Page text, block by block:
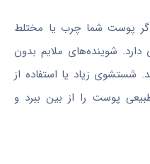
پوست شما چرب یا مختلط
دارد. شوینده‌های ملایم بدون
شستشوی زیاد یا استفاده از
پوست را از بین ببرد و